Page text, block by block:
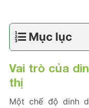
Mục lục
Vai trò của
thị
Một chế độ dinh